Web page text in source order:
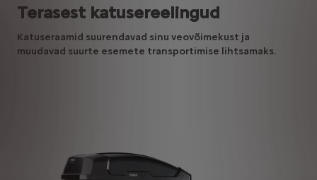
Terasest katusereelingud
Katuseraamid suurendavad sinu veovõimekust ja
muudavad suurte esemete transportimise lihtsamaks.